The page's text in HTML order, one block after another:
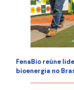
FenaBio reúne
bioenergia no